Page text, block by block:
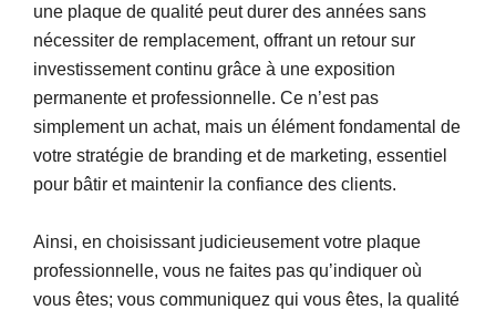
une plaque de qualité peut durer des années sans
nécessiter de remplacement, offrant un retour sur
investissement continu grâce à une exposition
permanente et professionnelle. Ce n’est pas
simplement un achat, mais un élément fondamental de
votre stratégie de branding et de marketing, essentiel
pour bâtir et maintenir la confiance des clients.
Ainsi, en choisissant judicieusement votre plaque
professionnelle, vous ne faites pas qu’indiquer où
vous êtes; vous communiquez qui vous êtes, la qualité